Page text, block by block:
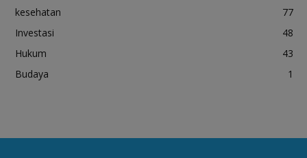
kesehatan
77
Investasi
48
Hukum
43
Budaya
1